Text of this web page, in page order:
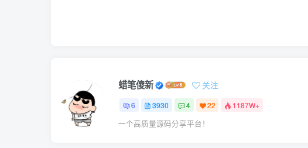
蜡笔傻新 关注
6 3930 4 22 1187W+
一个高质量源码分享平台！